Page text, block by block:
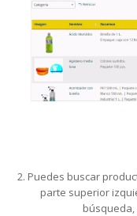
2. Puedes buscar
parte superior